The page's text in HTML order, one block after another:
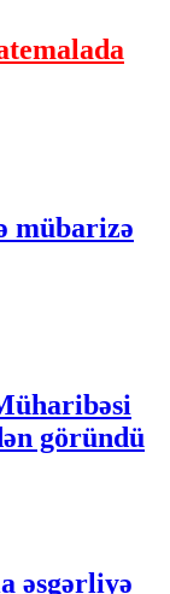
mübarizə
göründü
əsgərliyə